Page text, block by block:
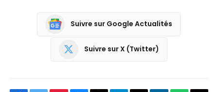
Suivre sur Google Actualités
Suivre sur X (Twitter)